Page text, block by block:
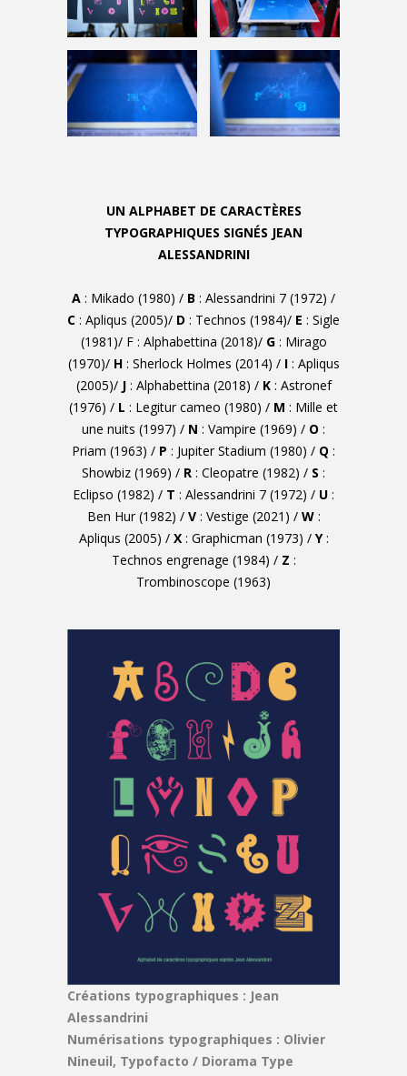
UN ALPHABET DE CARACTÈRES
TYPOGRAPHIQUES SIGNÉS JEAN
ALESSANDRINI
A : Mikado (1980) / B : Alessandrini 7 (1972) /
C : Apliqus (2005)/ D : Technos (1984)/ E : Sigle
(1981)/ F : Alphabettina (2018)/ G: Mirago
(1970)/ H: Sherlock Holmes (2014) / I: Apliqus
(2005)/ J: Alphabettina (2018) / K: Astronef
(1976) / L : Legitur cameo (1980) / M : Mille et
une nuits (1997) / N : Vampire (1969) / O :
Priam (1963) / P : Jupiter Stadium (1980) / Q :
Showbiz (1969) / R : Cleopatre (1982) / S :
Eclipso (1982) / T : Alessandrini 7 (1972) / U :
Ben Hur (1982) / V: Vestige (2021) / W:
Apliqus (2005) / X: Graphicman (1973) / Y:
Technos engrenage (1984) /Z :
Trombinoscope (1963)
Créations typographiques : Jean
Alessandrini
Numérisations typographiques : Olivier
Nineuil, Typofacto / Diorama Type